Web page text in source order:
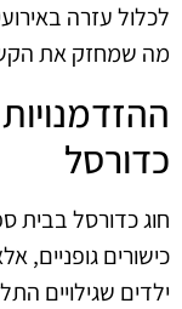
לכלול עזרה
מה שמחזק את
כדורסל
חוג כדורסל בבית
כישורים גופניים,
ילדים שגילויים